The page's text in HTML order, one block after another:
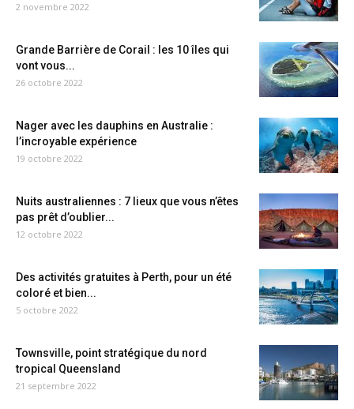
2 novembre 2022
Grande Barrière de Corail : les 10 îles qui
vont vous...
26 octobre 2022
Nager avec les dauphins en Australie :
l’incroyable expérience
19 octobre 2022
Nuits australiennes : 7 lieux que vous n’êtes
pas prêt d’oublier...
12 octobre 2022
Des activités gratuites à Perth, pour un été
coloré et bien...
5 octobre 2022
Townsville, point stratégique du nord
tropical Queensland
21 septembre 2022